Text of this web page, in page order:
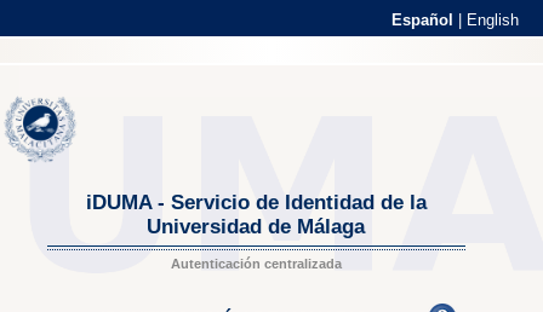
Español English
iDUMA - Servicio de Identidad de la
Universidad de Málaga
Autenticación centralizada